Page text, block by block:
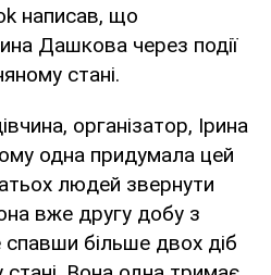
написав, що
Дашкова через події
стані.
організатор, Ірина
одна придумала цей
людей звернути
вже другу добу з
більше двох діб